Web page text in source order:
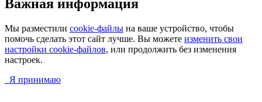
Важная информация
Мы разместили cookie-файлы на ваше устройство, чтобы
помочь сделать этот сайт лучше. Вы можете изменить свои
настройки cookie-файлов, или продолжить без изменения
настроек.
Я принимаю